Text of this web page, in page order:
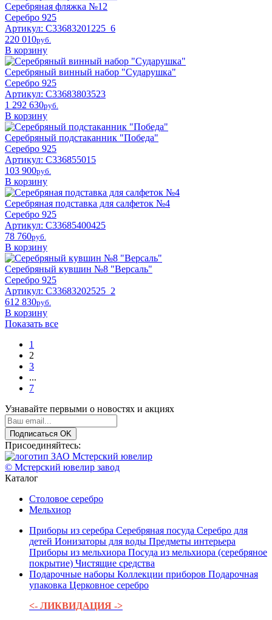
Серебряная фляжка №12
Серебро 925
Артикул: С33683201225_6
220 010pyб.
В корзину
Серебряный винный набор "Сударушка"
Серебро 925
Артикул: С33683803523
1 292 630pyб.
В корзину
Серебряный подстаканник "Победа"
Серебро 925
Артикул: С336855015
103 900pyб.
В корзину
Серебряная подставка для салфеток №4
Серебро 925
Артикул: С33685400425
78 760pyб.
В корзину
Серебряный кувшин №8 "Версаль"
Серебро 925
Артикул: С33683202525_2
612 830pyб.
В корзину
Показать все
1
2
3
...
7
Узнавайте первыми о новостях и акциях
Подписаться OK
Присоединяйтесь:
© Мстерский ювелир завод
Каталог
Столовое серебро
Мельхиор
Приборы из серебра Серебряная посуда Серебро для
детей Ионизаторы для воды Предметы интерьера
Приборы из мельхиора Посуда из мельхиора (серебряное
покрытие) Чистящие средства
Подарочные наборы Коллекции приборов Подарочная
упаковка Церковное серебро
<- ЛИКВИДАЦИЯ ->